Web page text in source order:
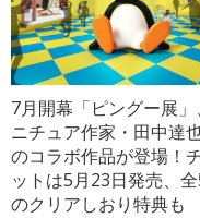
7月開幕「ピングー展」
ニチュア作家・田中達
のコラボ作品が登場！
ットは5月23日発売、
のクリアしおり特典も